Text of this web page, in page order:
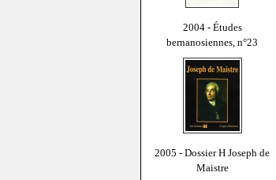
2004 - Études
bernanosiennes, n°23
2005 - Dossier H Joseph de
Maistre